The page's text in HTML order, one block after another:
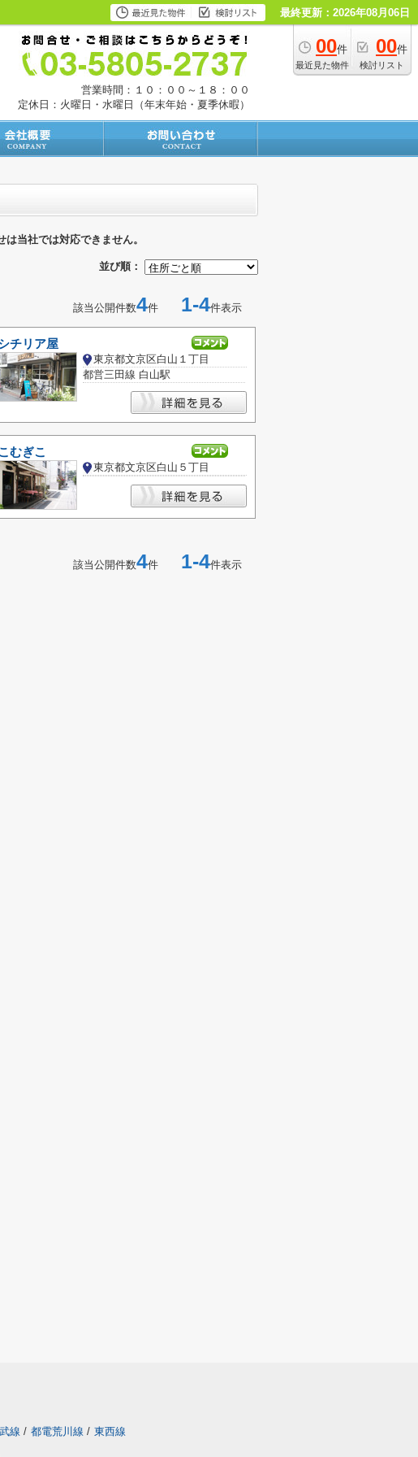
最終更新：2026年08月06日
00件
最近見た物件
00件
検討リスト
営業時間：１０：００～１８：００
定休日：火曜日・水曜日（年末年始・夏季休暇）
当社では対応できません。
並び順：
該当公開件数4件 1-4件表示
チリア屋
東京都文京区白山１丁目
都営三田線 白山駅
むぎこ
東京都文京区白山５丁目
該当公開件数4件 1-4件表示
線 / 都電荒川線 / 東西線